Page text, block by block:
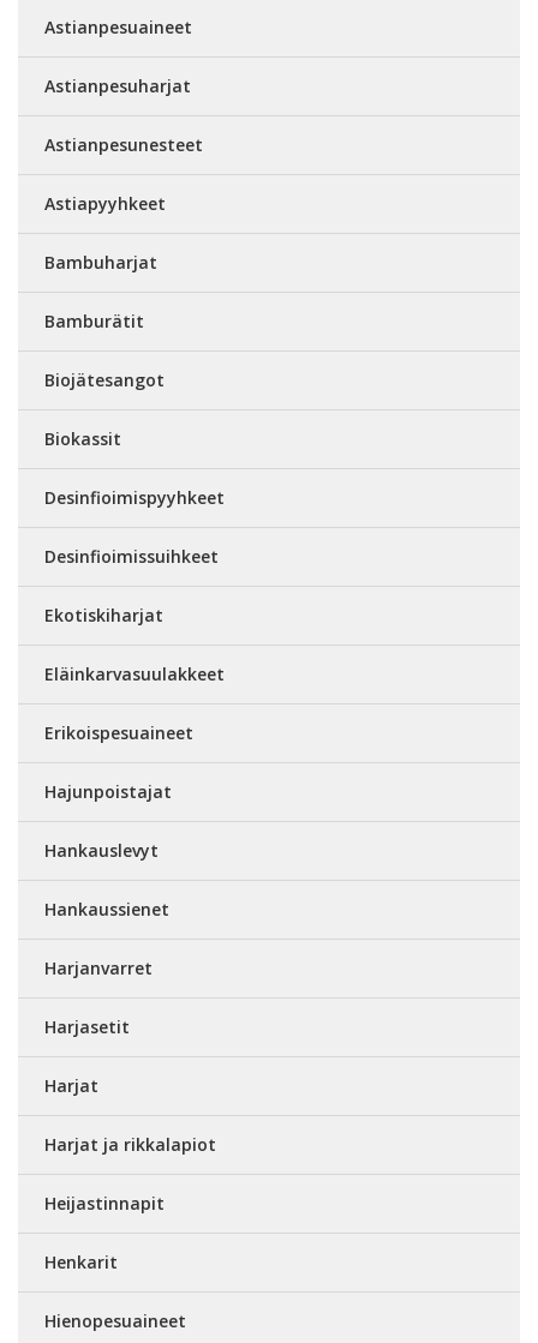
Astianpesuaineet
Astianpesuharjat
Astianpesunesteet
Astiapyyhkeet
Bambuharjat
Bamburätit
Biojätesangot
Biokassit
Desinfioimispyyhkeet
Desinfioimissuihkeet
Ekotiskiharjat
Eläinkarvasuulakkeet
Erikoispesuaineet
Hajunpoistajat
Hankauslevyt
Hankaussienet
Harjanvarret
Harjasetit
Harjat
Harjat ja rikkalapiot
Heijastinnapit
Henkarit
Hienopesuaineet